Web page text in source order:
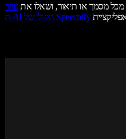
מכל מסמך או תיאור, ושאלו את עוזר
ה-AI הקולי של Speechify